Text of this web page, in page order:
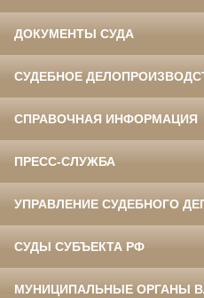
ДОКУМЕНТЫ СУДА
СУДЕБНОЕ
СПРАВОЧНАЯ ИНФОРМАЦИЯ
ПРЕСС-СЛУЖБА
УПРАВЛЕНИЕ СУДЕБНОГО
СУДЫ СУБЪЕКТА РФ
МУНИЦИПАЛЬНЫЕ ОРГАНЫ